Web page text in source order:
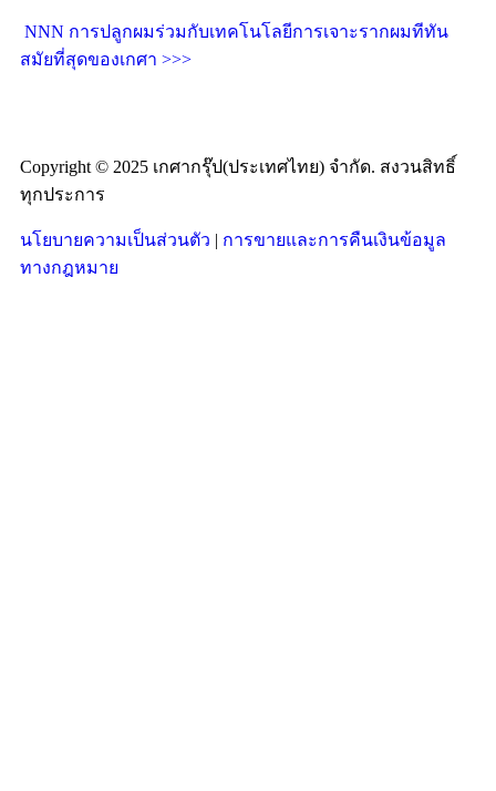
NNN การปลูกผมร่วมกับเทคโนโลยีการเจาะรากผมทีทัน
สมัยที่สุดของเกศา >>>
Copyright © 2025 เกศากรุ๊ป(ประเทศไทย) จำกัด. สงวนสิทธิ์
ทุกประการ
นโยบายความเป็นส่วนตัว | การขายและการคืนเงินข้อมูล
ทางกฎหมาย